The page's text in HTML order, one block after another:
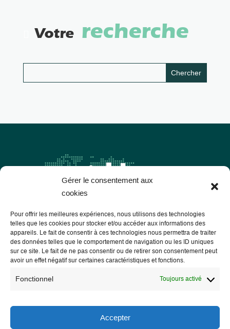
Gérer le consentement aux
cookies
Pour offrir les meilleures expériences, nous utilisons des technologies
telles que les cookies pour stocker et/ou accéder aux informations des
appareils. Le fait de consentir à ces technologies nous permettra de traiter
des données telles que le comportement de navigation ou les ID uniques
sur ce site. Le fait de ne pas consentir ou de retirer son consentement peut
avoir un effet négatif sur certaines caractéristiques et fonctions.
Fonctionnel Toujours activé
Accepter
Votrerecherche
Les Libres Géographes
28 rue Hoche